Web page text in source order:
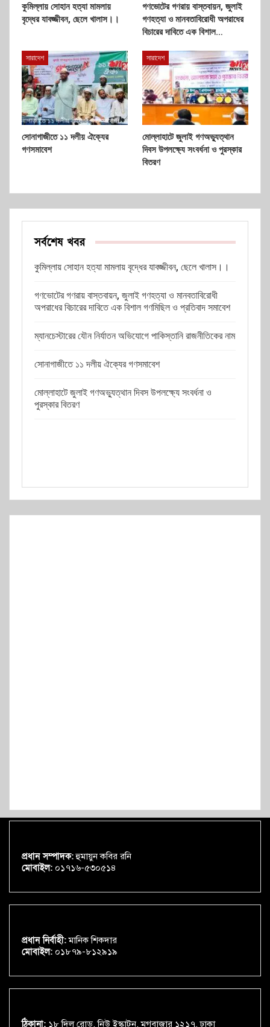
কুমিল্লায় সোহান হত্যা মামলায়
বৃদ্ধের যাবজ্জীবন, ছেলে খালাস।।
গণভোটের গণরায় বাস্তবায়ন, জুলাই
গণহত্যা ও মানবতাবিরোধী অপরাধের
বিচারের দাবিতে এক বিশাল…
সারাদেশ
সোনাগাজীতে ১১ দলীয় ঐক্যের
গণসমাবেশ
সারাদেশ
মোল্লাহাটে জুলাই গণঅভ্যুত্থান
দিবস উপলক্ষ্যে সংবর্ধনা ও পুরস্কার
বিতরণ
সর্বশেষ খবর
কুমিল্লায় সোহান হত্যা মামলায় বৃদ্ধের যাবজ্জীবন, ছেলে খালাস।।
গণভোটের গণরায় বাস্তবায়ন, জুলাই গণহত্যা ও মানবতাবিরোধী
অপরাধের বিচারের দাবিতে এক বিশাল গণমিছিল ও প্রতিবাদ সমাবেশ
ম্যানচেস্টারের যৌন নির্যাতন অভিযোগে পাকিস্তানি রাজনীতিকের নাম
সোনাগাজীতে ১১ দলীয় ঐক্যের গণসমাবেশ
মোল্লাহাটে জুলাই গণঅভ্যুত্থান দিবস উপলক্ষ্যে সংবর্ধনা ও
পুরস্কার বিতরণ
প্রধান সম্পাদক:হুমায়ুন কবির রনি
মোবাইল: ০১৭১৬-৫৩০৫১৪
প্রধান নির্বাহী:মানিক শিকদার
মোবাইল: ০১৮৭৯-৮১২৯১৯
ঠিকানা: ১৮ দিলু রোড, নিউ ইস্কাটন, মগবাজার ১২১৭, ঢাকা